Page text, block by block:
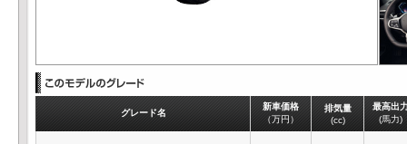
グレード名
新車価格
（万円）
排気量
(cc)
最高出
(馬力)